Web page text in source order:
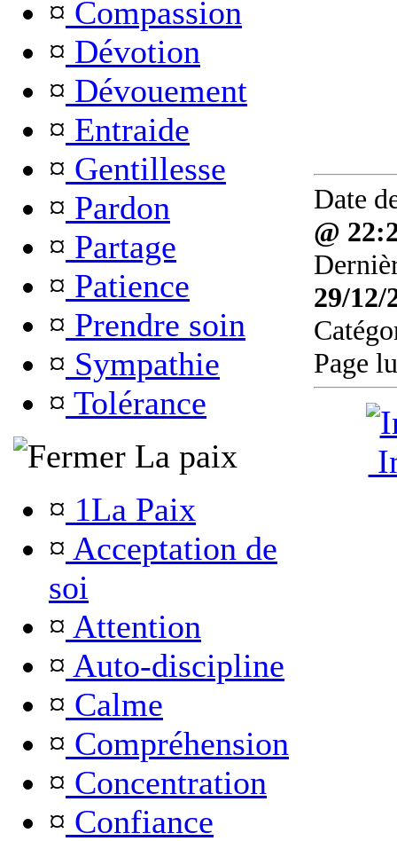
¤ Compassion
¤ Dévotion
¤ Dévouement
¤ Entraide
¤ Gentillesse
¤ Pardon
¤ Partage
¤ Patience
¤ Prendre soin
¤ Sympathie
¤ Tolérance
La paix
¤ 1La Paix
¤ Acceptation de
soi
¤ Attention
¤ Auto-discipline
¤ Calme
¤ Compréhension
¤ Concentration
¤ Confiance
Date
@
29/12/
Page